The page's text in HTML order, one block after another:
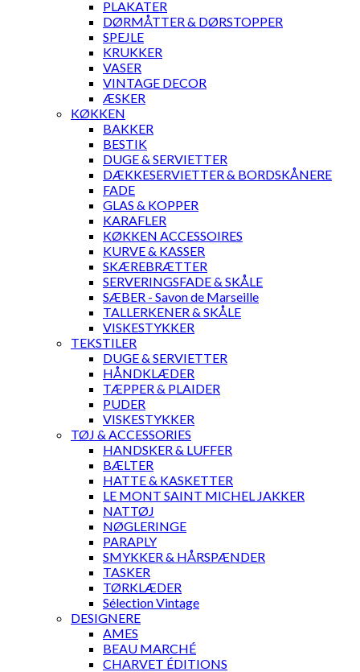
PLAKATER
DØRMÅTTER & DØRSTOPPER
SPEJLE
KRUKKER
VASER
VINTAGE DECOR
ÆSKER
KØKKEN
BAKKER
BESTIK
DUGE & SERVIETTER
DÆKKESERVIETTER & BORDSKÅNERE
FADE
GLAS & KOPPER
KARAFLER
KØKKEN ACCESSOIRES
KURVE & KASSER
SKÆREBRÆTTER
SERVERINGSFADE & SKÅLE
SÆBER - Savon de Marseille
TALLERKENER & SKÅLE
VISKESTYKKER
TEKSTILER
DUGE & SERVIETTER
HÅNDKLÆDER
TÆPPER & PLAIDER
PUDER
VISKESTYKKER
TØJ & ACCESSORIES
HANDSKER & LUFFER
BÆLTER
HATTE & KASKETTER
LE MONT SAINT MICHEL JAKKER
NATTØJ
NØGLERINGE
PARAPLY
SMYKKER & HÅRSPÆNDER
TASKER
TØRKLÆDER
Sélection Vintage
DESIGNERE
AMES
BEAU MARCHÉ
CHARVET ÉDITIONS